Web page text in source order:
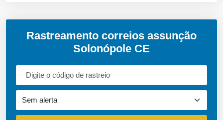
Rastreamento correios assunção
Solonópole CE